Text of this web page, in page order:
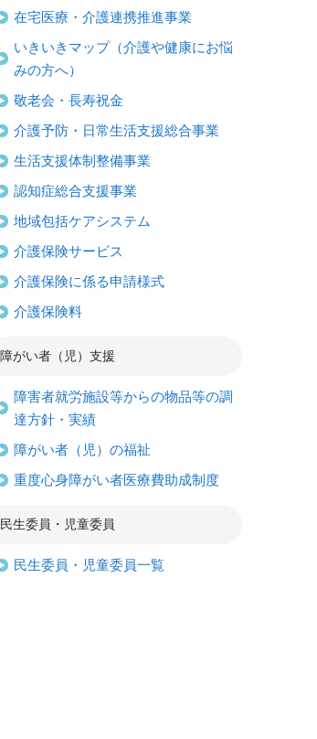
在宅医療・介護連携推進事業
いきいきマップ（介護や健康にお悩
みの方へ）
敬老会・長寿祝金
介護予防・日常生活支援総合事業
生活支援体制整備事業
認知症総合支援事業
地域包括ケアシステム
介護保険サービス
介護保険に係る申請様式
介護保険料
障がい者（児）支援
障害者就労施設等からの物品等の調
達方針・実績
障がい者（児）の福祉
重度心身障がい者医療費助成制度
民生委員・児童委員
民生委員・児童委員一覧